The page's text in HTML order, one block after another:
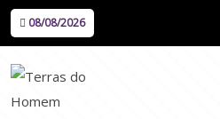
08/08/2026